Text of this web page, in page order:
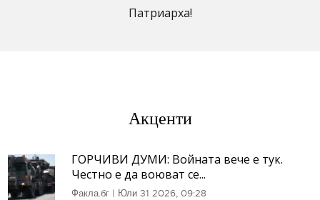
Патриарха!
Акценти
ГОРЧИВИ ДУМИ: Войната вече е тук.
Честно е да воюват се...
Факла.бг | Юли 31 2026, 09:28